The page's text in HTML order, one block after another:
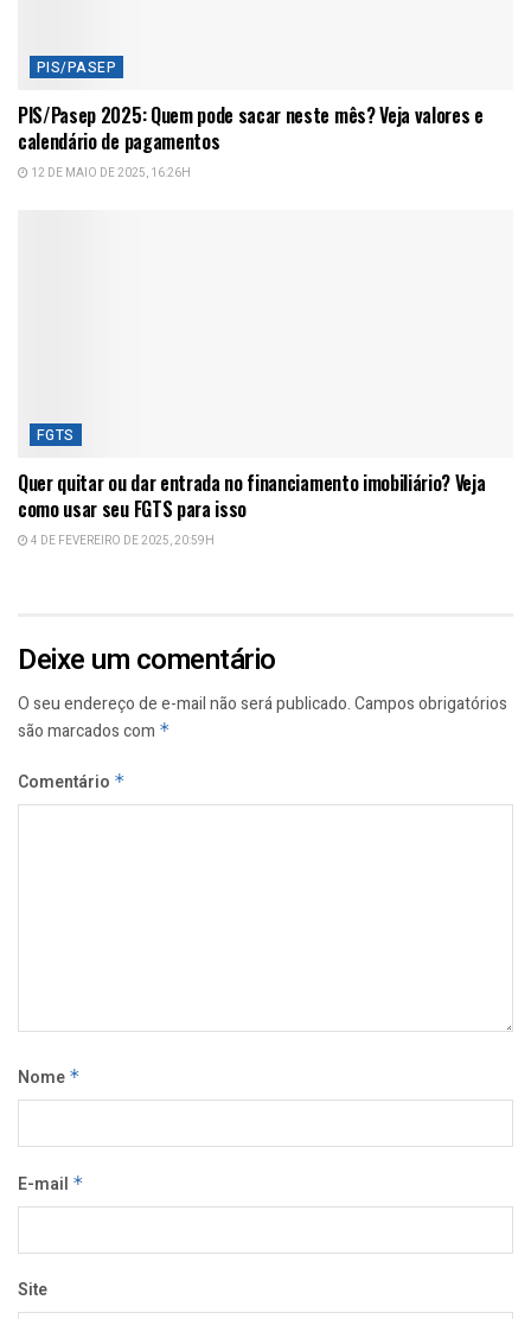
PIS/PASEP
PIS/Pasep 2025: Quem pode sacar neste mês? Veja valores e
calendário de pagamentos
12 DE MAIO DE 2025, 16:26H
FGTS
Quer quitar ou dar entrada no financiamento imobiliário? Veja
como usar seu FGTS para isso
4 DE FEVEREIRO DE 2025, 20:59H
Deixe um comentário
O seu endereço de e-mail não será publicado.Campos obrigatórios
são marcados com *
Comentário *
Nome *
E-mail *
Site